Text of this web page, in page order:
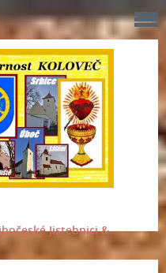
Jistebnici &